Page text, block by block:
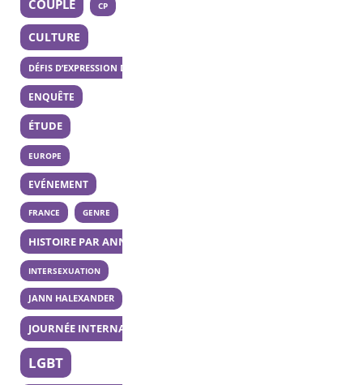
COUPLE CP
CULTURE
DÉFIS D’EXPRESSION DES 20 ANS
ENQUÊTE
ÉTUDE
EUROPE
EVÉNEMENT
FRANCE GENRE
HISTOIRE PAR ANNÉE
INTERSEXUATION
JANN HALEXANDER
JOURNÉE INTERNATIONALE DE LA BISEXUALITÉ
LGBT